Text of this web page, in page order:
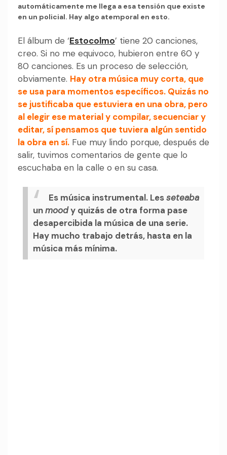
automáticamente me llega a esa tensión que existe
en un policial. Hay algo atemporal en esto.
El álbum de ‘Estocolmo’ tiene 20 canciones,
creo. Si no me equivoco, hubieron entre 60 y
80 canciones. Es un proceso de selección,
obviamente. Hay otra música muy corta, que
se usa para momentos específicos. Quizás no
se justificaba que estuviera en una obra, pero
al elegir ese material y compilar, secuenciar y
editar, sí pensamos que tuviera algún sentido
la obra en sí. Fue muy lindo porque, después de
salir, tuvimos comentarios de gente que lo
escuchaba en la calle o en su casa.
Es música instrumental. Lesseteaba
unmoody quizás de otra forma pase
desapercibida la música de una serie.
Hay mucho trabajo detrás, hasta en la
música más mínima.